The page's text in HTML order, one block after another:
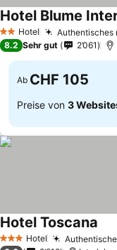
2 Sterne
Hotel Authentisches
Hotel Blume
8.2 Sehr gut 2’061
Ab CHF 105
Preise von 3
3 SterneHotel
Hotel Toscana